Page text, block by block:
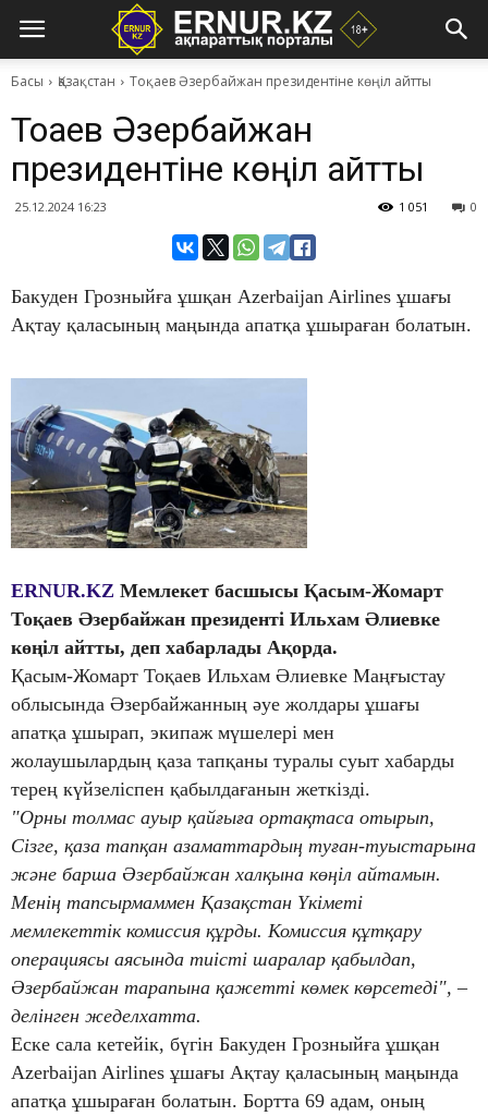
Басы Қазақстан Тоқаев Әзербайжан президентіне көңіл айтты
Тоқаев Әзербайжан
президентіне көңіл айтты
25.12.2024 16:23 0
1 051
Бакуден Грозныйға ұшқан Azerbaijan Airlines ұшағы
Ақтау қаласының маңында апатқа ұшыраған болатын.
ERNUR.KZ Мемлекет басшысы Қасым-Жомарт
Тоқаев Әзербайжан президенті Ильхам Әлиевке
көңіл айтты, деп хабарлады Ақорда.
Қасым-Жомарт Тоқаев Ильхам Әлиевке Маңғыстау
облысында Әзербайжанның әуе жолдары ұшағы
апатқа ұшырап, экипаж мүшелері мен
жолаушылардың қаза тапқаны туралы суыт хабарды
терең күйзеліспен қабылдағанын жеткізді.
"Орны толмас ауыр қайғыға ортақтаса отырып,
Сізге, қаза тапқан азаматтардың туған-туыстарына
және барша Әзербайжан халқына көңіл айтамын.
Менің тапсырмаммен Қазақстан Үкіметі
мемлекеттік комиссия құрды. Комиссия құтқару
операциясы аясында тиісті шаралар қабылдап,
Әзербайжан тарапына қажетті көмек көрсетеді", –
делінген жеделхатта.
Еске сала кетейік, бүгін Бакуден Грозныйға ұшқан
Azerbaijan Airlines ұшағы Ақтау қаласының маңында
апатқа ұшыраған болатын. Бортта 69 адам, оның